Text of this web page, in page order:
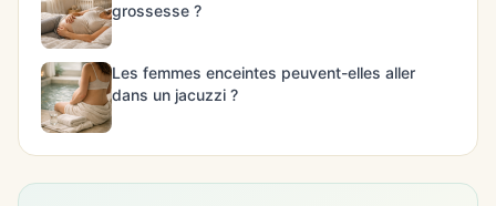
grossesse ?
Les femmes enceintes peuvent-elles aller
dans un jacuzzi ?